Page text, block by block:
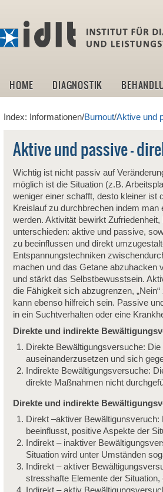
HOME DIAGNOSTIK
Index: Informationen/Burnout/Aktive und
Aktive und passive –
Wichtig ist nicht passiv auf
möglich ist die Situation (z.B.
weniger einer schafft, desto kleiner ist
Kreislauf zu durchbrechen indem
werden. Aktivität bewirkt
unterschieden: aktive und passive,
zu beeinflussen und direkt
Entspannungstechniken
machen und das Getane abzuhacken
und stärkt das Selbstbewusstsein.
die Fähigkeit sich abzugrenzen,
kann ebenso hilfreich sein. Passive
in ein Suchtverhalten oder eine
Direkte und indirekte
Direkte Bewältigungsversuche:
auseinanderzusetzen und sich
Indirekte Bewältigungsversuche:
direkte Maßnahmen nicht
Direkte und indirekte
Direkt –aktiver
beeinflusst, positive Aspekte der
Indirekt – inaktiver
Situation wird unter Umständen
Indirekt – aktiver
stresshafte Elemente der